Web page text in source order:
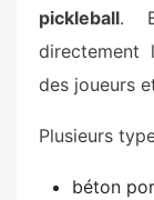
pickleball.
directement
des joueurs
Plusieurs
béton